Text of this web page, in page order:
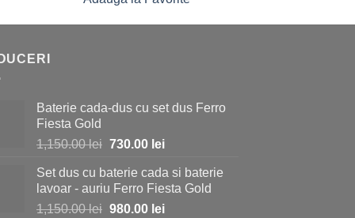
Baterie cada-dus cu set dus Ferro
Fiesta Gold
1,150.00lei Prețul
a
fost:
1,150.00 lei.
730.00 leiPrețul
este:
730.00 lei.
Set dus cu baterie cada si baterie
lavoar - auriu Ferro Fiesta Gold
1,150.00lei Prețul
980.00 leiPrețul